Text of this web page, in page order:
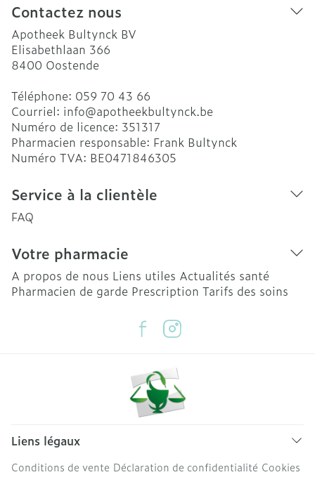
Contactez nous
Apotheek Bultynck BV
Elisabethlaan 366
8400 Oostende
Téléphone: 059 70 43 66
Courriel: info@apotheekbultynck.be
Numéro de licence: 351317
Pharmacien responsable: Frank Bultynck
Numéro TVA: BE0471846305
Service à la clientèle
FAQ
Votre pharmacie
A propos de nous Liens utiles Actualités santé
Pharmacien de garde Prescription Tarifs des soins
Liens légaux
Conditions de vente Déclaration de confidentialité Cookies